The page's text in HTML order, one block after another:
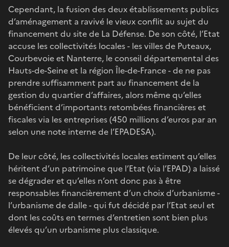
Cependant, la fusion des deux établissements publics
d’aménagement a ravivé le vieux conflit au sujet du
financement du site de La Défense. De son côté, l’Etat
accuse les collectivités locales - les villes de Puteaux,
Courbevoie et Nanterre, le conseil départemental des
Hauts-de-Seine et la région Île-de-France - de ne pas
prendre suffisamment part au financement de la
gestion du quartier d’affaires, alors même qu’elles
bénéficient d’importants retombées financières et
fiscales via les entreprises (450 millions d’euros par an
selon une note interne de l’EPADESA).
De leur côté, les collectivités locales estiment qu’elles
héritent d’un patrimoine que l’Etat (via l’EPAD) a laissé
se dégrader et qu’elles n’ont donc pas à être
responsables financièrement d’un choix d’urbanisme -
l’urbanisme de dalle - qui fut décidé par l’Etat seul et
dont les coûts en termes d’entretien sont bien plus
élevés qu’un urbanisme plus classique.